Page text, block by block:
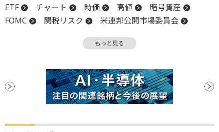
ETF
チャート 時価 高値
暗号資産
FOMC
関税リスク
米連邦公開市場委員会
ビットコイン 利下げ
もっと見る